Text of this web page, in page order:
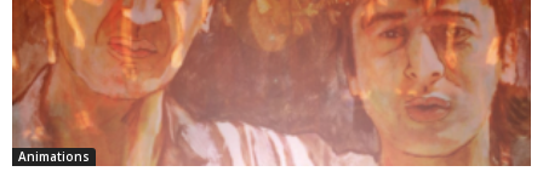
Animations